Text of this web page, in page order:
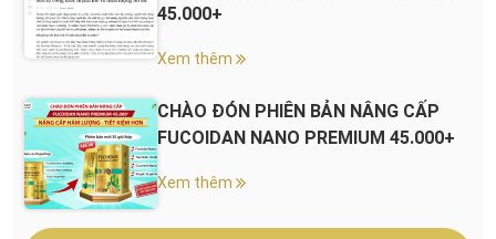
45.000+
Xem thêm
CHÀO ĐÓN PHIÊN BẢN NÂNG CẤP
FUCOIDAN NANO PREMIUM 45.000+
Xem thêm